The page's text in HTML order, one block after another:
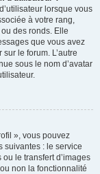
lorsque vous
à votre rang,
des ronds. Elle
que vous avez
le forum. L’autre
sous le nom d’avatar
», vous pouvez
suivantes : le service
le transfert d’images
non la fonctionnalité